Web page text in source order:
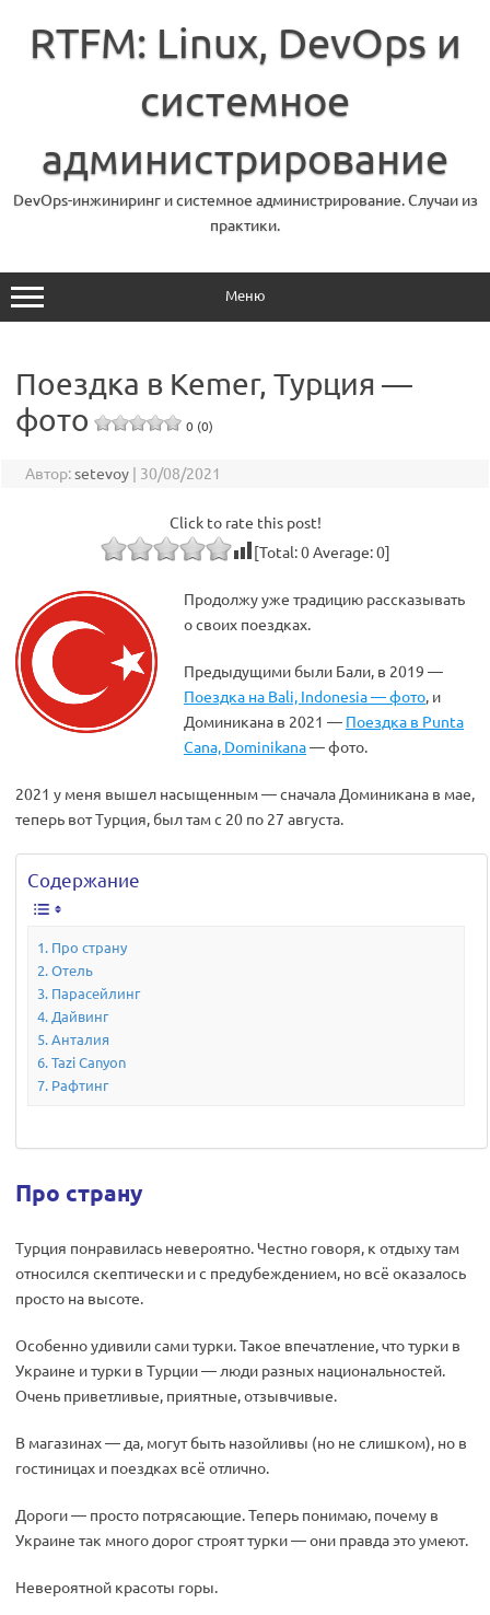
содержимому
RTFM: Linux, DevOps и
системное
администрирование
DevOps-инжиниринг и системное администрирование. Случаи из
практики.
Меню
Поездка в Kemer, Турция —
фото
0 (0)
Автор:setevoy | 30/08/2021
Click to rate this post!
[Total:0Average:0]
Продолжу уже традицию рассказывать
о своих поездках.
Предыдущими были Бали, в 2019 —
Поездка на Bali, Indonesia — фото, и
Доминикана в 2021 — Поездка в Punta
Cana, Dominikana— фото.
2021 у меня вышел насыщенным — сначала Доминикана в мае,
теперь вот Турция, был там с 20 по 27 августа.
Содержание
Про страну
Отель
Парасейлинг
Дайвинг
Анталия
Tazi Canyon
Рафтинг
Про страну
Турция понравилась невероятно. Честно говоря, к отдыху там
относился скептически и с предубеждением, но всё оказалось
просто на высоте.
Особенно удивили сами турки. Такое впечатление, что турки в
Украине и турки в Турции — люди разных национальностей.
Очень приветливые, приятные, отзывчивые.
В магазинах — да, могут быть назойливы (но не слишком), но в
гостиницах и поездках всё отлично.
Дороги — просто потрясающие. Теперь понимаю, почему в
Украине так много дорог строят турки — они правда это умеют.
Невероятной красоты горы.